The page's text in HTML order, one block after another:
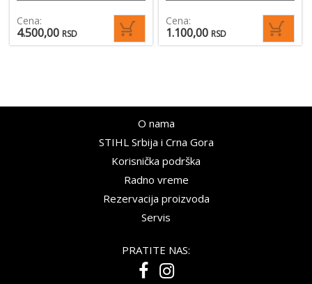
Cena:
4.500,00 RSD
Cena:
1.100,00 RSD
O nama
STIHL Srbija i Crna Gora
Korisnička podrška
Radno vreme
Rezervacija proizvoda
Servis
PRATITE NAS: